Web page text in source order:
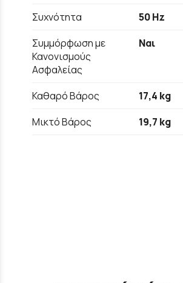
Συχνότητα
50 Hz
Συμμόρφωση με
Κανονισμούς
Ασφαλείας
Ναι
Καθαρό Βάρος
17,4 kg
Μικτό Βάρος
19,7 kg